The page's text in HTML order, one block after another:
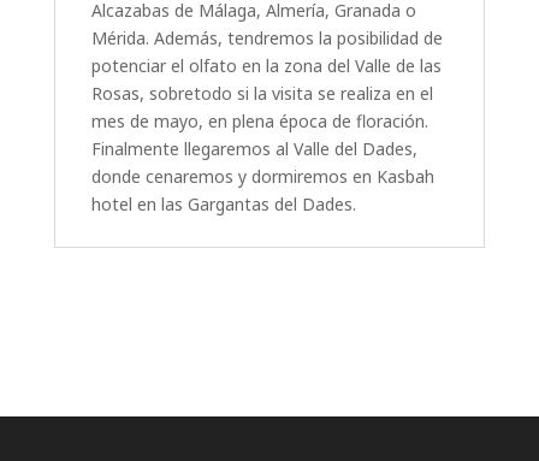
Alcazabas de Málaga, Almería, Granada o
Mérida. Además, tendremos la posibilidad de
potenciar el olfato en la zona del Valle de las
Rosas, sobretodo si la visita se realiza en el
mes de mayo, en plena época de floración.
Finalmente llegaremos al Valle del Dades,
donde cenaremos y dormiremos en Kasbah
hotel en las Gargantas del Dades.